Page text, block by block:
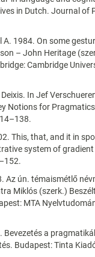
in Dutch. Journal of
A. 1984. On some
– John Heritage
Cambridge
In Jef
Notions for
This, that, and it in
system of
Az ún. témaismétlő
Miklós (szerk.)
MTA
Bevezetés a
Budapest: Tinta